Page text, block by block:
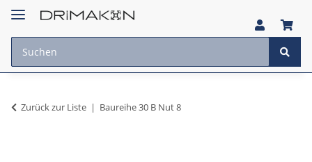
Zurück zur Liste Baureihe 30 B Nut 8